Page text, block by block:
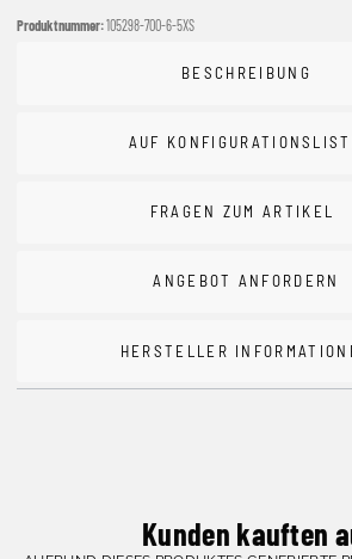
Produktnummer:105298-700-6-5XS
BESCHREIBUNG
AUF
FRAGEN ZUM ARTIKEL
ANGEBOT ANFORDERN
HERSTELLER
Kunden kauften